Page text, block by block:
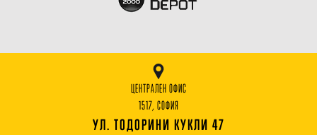
ЦЕНТРАЛЕН ОФИС
1517, СОФИЯ
УЛ. ТОДОРИНИ КУКЛИ 47